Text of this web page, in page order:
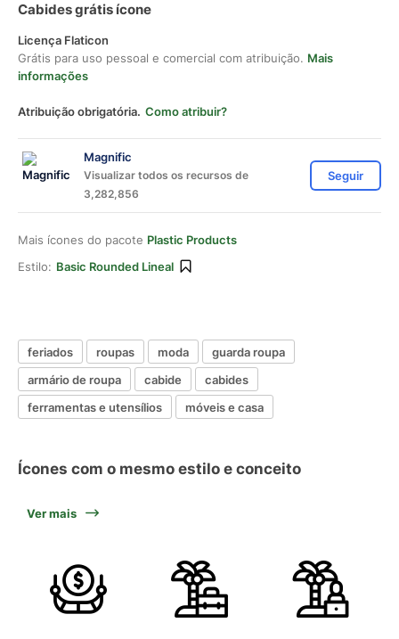
Cabides grátis ícone
Licença Flaticon
Grátis para uso pessoal e comercial com atribuição. Mais
informações
Atribuição obrigatória. Como atribuir?
Magnific
Visualizar todos os recursos de
3,282,856
Seguir
Mais ícones do pacote Plastic Products
Estilo: Basic Rounded Lineal
feriados roupas moda
guarda roupa
armário de roupa
cabide
cabides
ferramentas e utensílios
móveis e casa
Ícones com o mesmo estilo e conceito
Ver mais